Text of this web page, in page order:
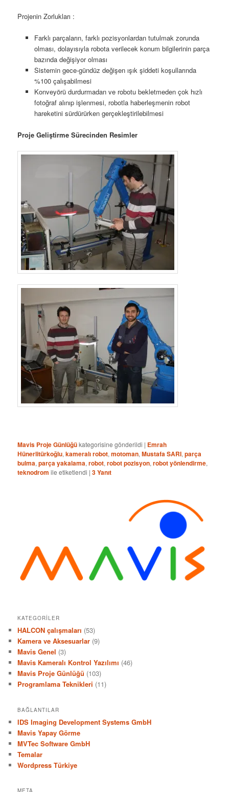
Projenin Zorlukları :
Farklı parçaların, farklı pozisyonlardan tutulmak zorunda
olması, dolayısıyla robota verilecek konum bilgilerinin parça
bazında değişiyor olması
Sistemin gece-gündüz değişen ışık şiddeti koşullarında
%100 çalışabilmesi
Konveyörü durdurmadan ve robotu bekletmeden çok hızlı
fotoğraf alınıp işlenmesi, robotla haberleşmenin robot
hareketini sürdürürken gerçekleştirilebilmesi
Proje Geliştirme Sürecinden Resimler
Mavis Proje Günlüğükategorisine gönderildi | Emrah
Hünerlitürkoğlu,kameralı robot,motoman,Mustafa SARI,parça
bulma,parça yakalama,robot,robot pozisyon,robot yönlendirme,
teknodrom ile etiketlendi |3Yanıt
KATEGORILER
HALCON çalışmaları (53)
Kamera ve Aksesuarlar (9)
Mavis Genel (3)
Mavis Kameralı Kontrol Yazılımı (46)
Mavis Proje Günlüğü (103)
Programlama Teknikleri (11)
BAĞLANTILAR
IDS Imaging Development Systems GmbH
Mavis Yapay Görme
MVTec Software GmbH
Temalar
Wordpress Türkiye
META